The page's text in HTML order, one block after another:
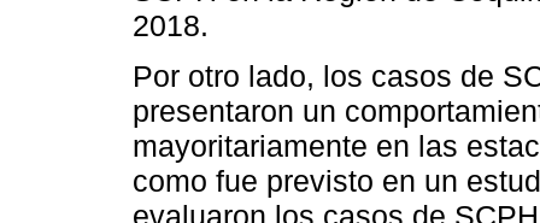
2018.
Por otro lado, los casos de
presentaron un
mayoritariamente en las
como fue previsto en un
evaluaron los casos de